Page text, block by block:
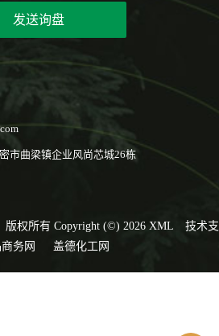
发送询盘
市曲梁镇企业风尚芯城26栋
版权所有 Copyright (©) 2026 XML
技术支
务网 盖德化工网